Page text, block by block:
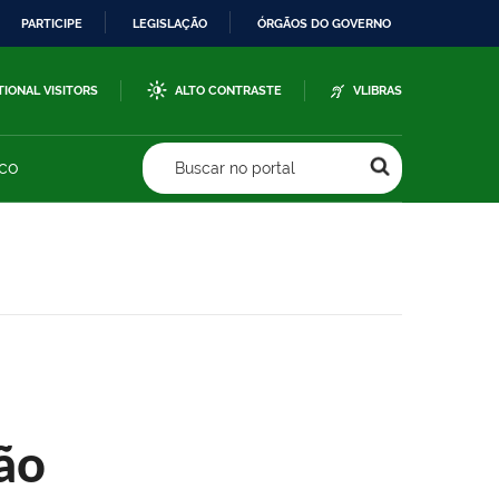
PARTICIPE LEGISLAÇÃO ÓRGÃOS DO GOVERNO
VISITORS ALTO CONTRASTE VLIBRAS
Buscar no portal